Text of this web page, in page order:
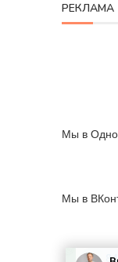
РЕКЛАМА
Мы в
Мы в